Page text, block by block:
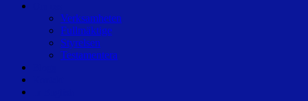
Verksamheten
Fullmäktige
Styrelsen
Testamentera